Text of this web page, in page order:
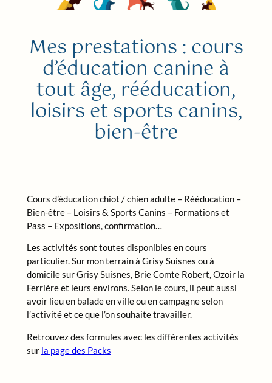
Mes prestations : cours
d’éducation canine à
tout âge, rééducation,
loisirs et sports canins,
bien-être
Cours d’éducation chiot / chien adulte – Rééducation –
Bien-être – Loisirs & Sports Canins – Formations et
Pass – Expositions, confirmation…
Les activités sont toutes disponibles en cours
particulier. Sur mon terrain à Grisy Suisnes ou à
domicile sur Grisy Suisnes, Brie Comte Robert, Ozoir la
Ferrière et leurs environs. Selon le cours, il peut aussi
avoir lieu en balade en ville ou en campagne selon
l’activité et ce que l’on souhaite travailler.
Retrouvez des formules avec les différentes activités
sur la page des Packs